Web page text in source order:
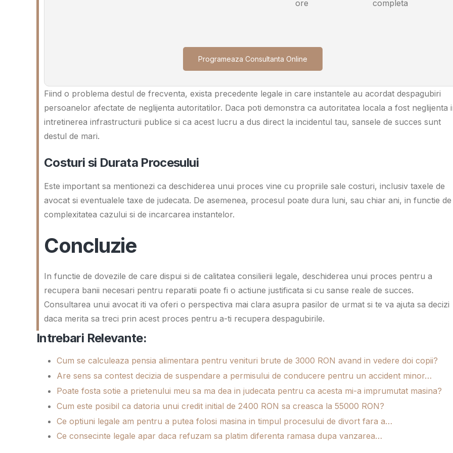
ore completa
Programeaza Consultanta Online
Fiind o problema destul de frecventa, exista precedente legale in care instantele au acordat despagubiri
persoanelor afectate de neglijenta autoritatilor. Daca poti demonstra ca autoritatea locala a fost neglijenta
intretinerea infrastructurii publice si ca acest lucru a dus direct la incidentul tau, sansele de succes sunt
destul de mari.
Costuri si Durata Procesului
Este important sa mentionezi ca deschiderea unui proces vine cu propriile sale costuri, inclusiv taxele de
avocat si eventualele taxe de judecata. De asemenea, procesul poate dura luni, sau chiar ani, in functie de
complexitatea cazului si de incarcarea instantelor.
Concluzie
In functie de dovezile de care dispui si de calitatea consilierii legale, deschiderea unui proces pentru a
recupera banii necesari pentru reparatii poate fi o actiune justificata si cu sanse reale de succes.
Consultarea unui avocat iti va oferi o perspectiva mai clara asupra pasilor de urmat si te va ajuta sa decizi
daca merita sa treci prin acest proces pentru a-ti recupera despagubirile.
Intrebari Relevante:
Cum se calculeaza pensia alimentara pentru venituri brute de 3000 RON avand in vedere doi copii?
Are sens sa contest decizia de suspendare a permisului de conducere pentru un accident minor…
Poate fosta sotie a prietenului meu sa ma dea in judecata pentru ca acesta mi-a imprumutat masina?
Cum este posibil ca datoria unui credit initial de 2400 RON sa creasca la 55000 RON?
Ce optiuni legale am pentru a putea folosi masina in timpul procesului de divort fara a…
Ce consecinte legale apar daca refuzam sa platim diferenta ramasa dupa vanzarea…